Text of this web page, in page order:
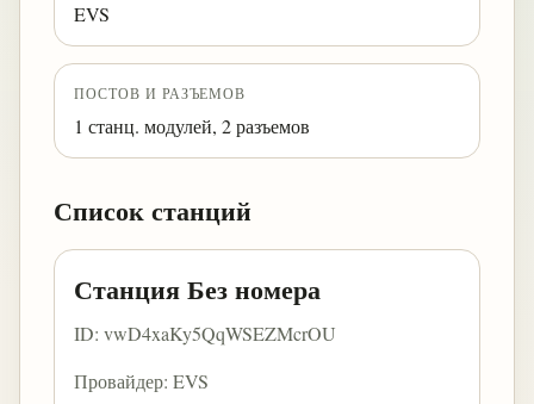
EVS
ПОСТОВ И РАЗЪЕМОВ
1 станц. модулей, 2 разъемов
Список станций
Станция Без номера
ID: vwD4xaKy5QqWSEZMcrOU
Провайдер: EVS